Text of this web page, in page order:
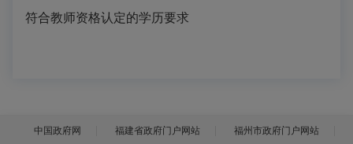
符合教师资格认定的学历要求
中国政府网 福建省政府门户网站
福州市政府门户网站